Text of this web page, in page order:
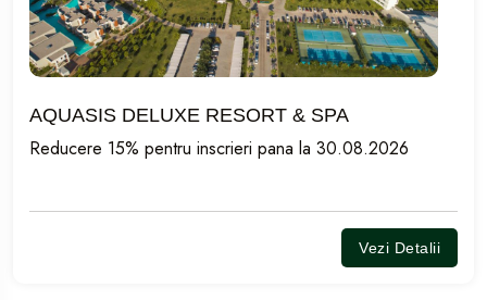
AQUASIS DELUXE RESORT & SPA
Reducere 15% pentru inscrieri pana la 30.08.2026
Vezi Detalii